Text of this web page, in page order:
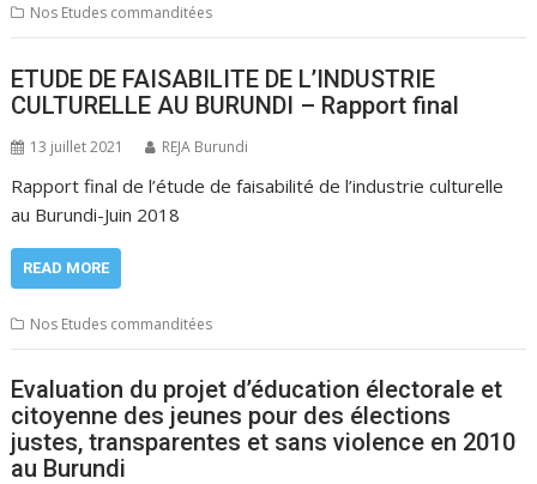
Nos Etudes commanditées
ETUDE DE FAISABILITE DE L’INDUSTRIE
CULTURELLE AU BURUNDI – Rapport final
13 juillet 2021 REJA Burundi
Rapport final de l’étude de faisabilité de l’industrie culturelle
au Burundi-Juin 2018
READ MORE
Nos Etudes commanditées
Evaluation du projet d’éducation électorale et
citoyenne des jeunes pour des élections
justes, transparentes et sans violence en 2010
au Burundi